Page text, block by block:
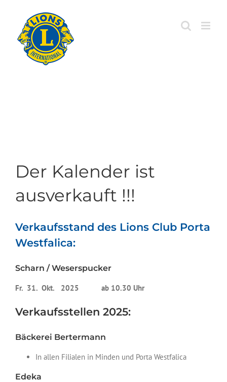
springen
Der Kalender ist
ausverkauft !!!
Verkaufsstand des Lions Club Porta
Westfalica:
Scharn / Weserspucker
Fr. 31. Okt. 2025 ab 10.30 Uhr
Verkaufsstellen 2025:
Bäckerei Bertermann
In allen Filialen in Minden und Porta Westfalica
Edeka